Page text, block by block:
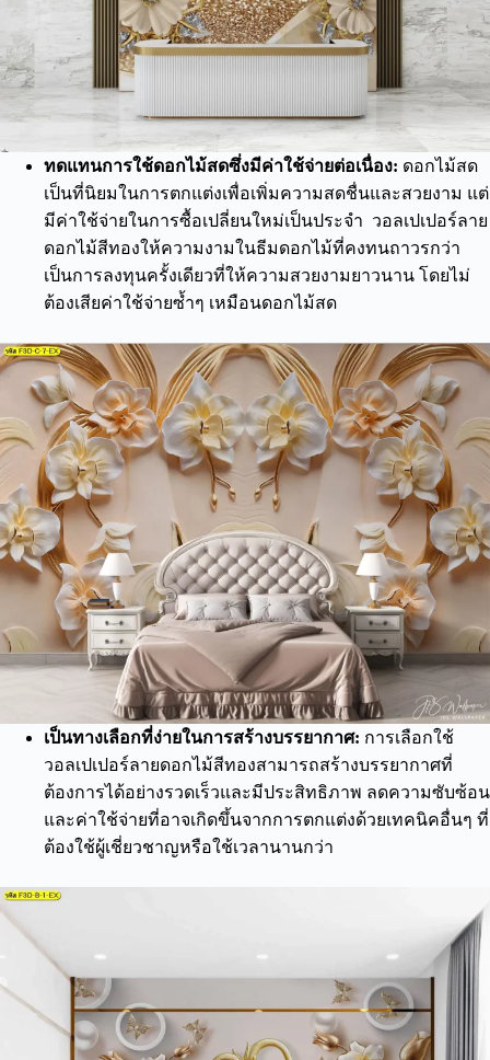
ทดแทนการใช้ดอกไม้สดซึ่งมีค่าใช้จ่ายต่อเนื่อง: ดอกไม้สด
เป็นที่นิยมในการตกแต่งเพื่อเพิ่มความสดชื่นและสวยงาม แต่
มีค่าใช้จ่ายในการซื้อเปลี่ยนใหม่เป็นประจำ วอลเปเปอร์ลาย
ดอกไม้สีทองให้ความงามในธีมดอกไม้ที่คงทนถาวรกว่า
เป็นการลงทุนครั้งเดียวที่ให้ความสวยงามยาวนาน โดยไม่
ต้องเสียค่าใช้จ่ายซ้ำๆ เหมือนดอกไม้สด
เป็นทางเลือกที่ง่ายในการสร้างบรรยากาศ: การเลือกใช้
วอลเปเปอร์ลายดอกไม้สีทองสามารถสร้างบรรยากาศที่
ต้องการได้อย่างรวดเร็วและมีประสิทธิภาพ ลดความซับซ้อน
และค่าใช้จ่ายที่อาจเกิดขึ้นจากการตกแต่งด้วยเทคนิคอื่นๆ ที่
ต้องใช้ผู้เชี่ยวชาญหรือใช้เวลานานกว่า